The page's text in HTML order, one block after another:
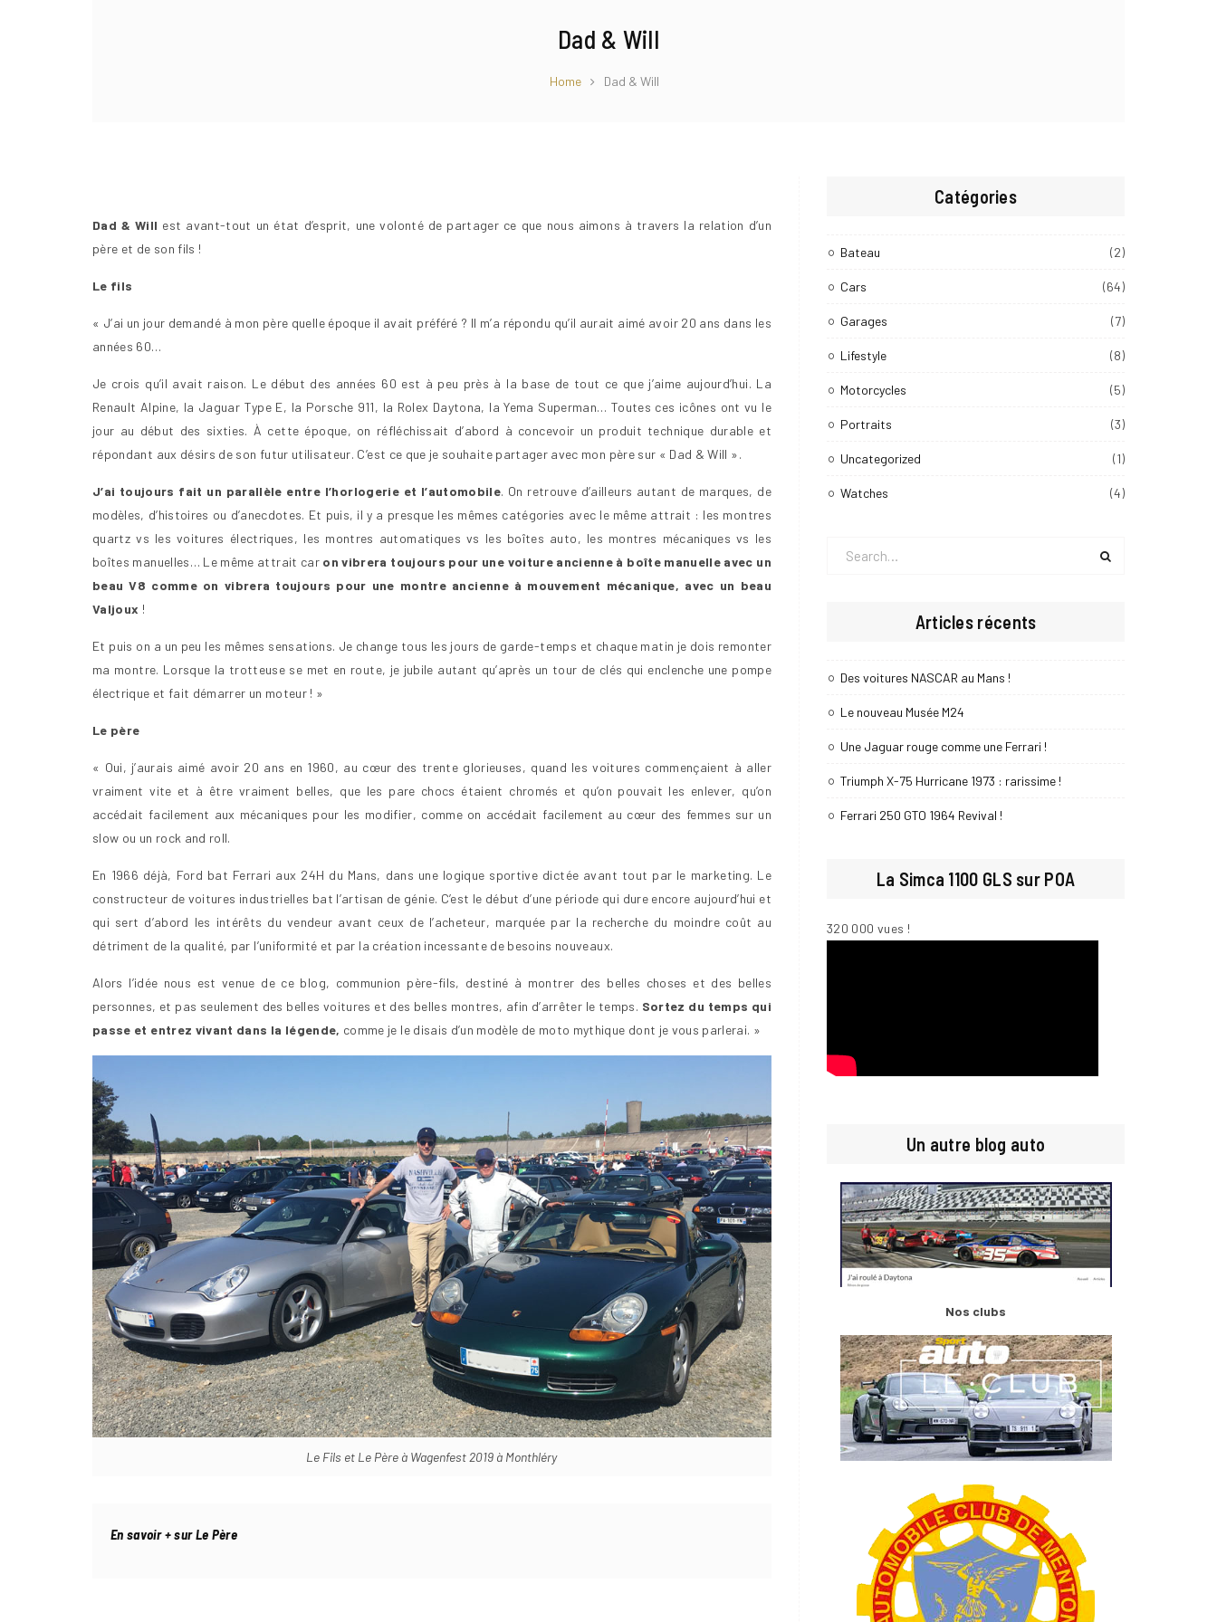
Dad & Will
Home Dad & Will
Dad & Will est avant-tout un état d’esprit, une volonté de partager ce que nous aimons à travers la relation d’un
père et de son fils !
Le fils
« J’ai un jour demandé à mon père quelle époque il avait préféré ? Il m’a répondu qu’il aurait aimé avoir 20 ans dans les
années 60…
Je crois qu’il avait raison. Le début des années 60 est à peu près à la base de tout ce que j’aime aujourd’hui. La
Renault Alpine, la Jaguar Type E, la Porsche 911, la Rolex Daytona, la Yema Superman… Toutes ces icônes ont vu le
jour au début des sixties. À cette époque, on réfléchissait d’abord à concevoir un produit technique durable et
répondant aux désirs de son futur utilisateur. C’est ce que je souhaite partager avec mon père sur « Dad & Will ».
J’ai toujours fait un parallèle entre l’horlogerie et l’automobile. On retrouve d’ailleurs autant de marques, de
modèles, d’histoires ou d’anecdotes. Et puis, il y a presque les mêmes catégories avec le même attrait : les montres
quartz vs les voitures électriques, les montres automatiques vs les boîtes auto, les montres mécaniques vs les
boîtes manuelles… Le même attrait car on vibrera toujours pour une voiture ancienne à boîte manuelle avec un
beau V8 comme on vibrera toujours pour une montre ancienne à mouvement mécanique, avec un beau
Valjoux !
Et puis on a un peu les mêmes sensations. Je change tous les jours de garde-temps et chaque matin je dois remonter
ma montre. Lorsque la trotteuse se met en route, je jubile autant qu’après un tour de clés qui enclenche une pompe
électrique et fait démarrer un moteur ! »
Le père
« Oui, j’aurais aimé avoir 20 ans en 1960, au cœur des trente glorieuses, quand les voitures commençaient à aller
vraiment vite et à être vraiment belles, que les pare chocs étaient chromés et qu’on pouvait les enlever, qu’on
accédait facilement aux mécaniques pour les modifier, comme on accédait facilement au cœur des femmes sur un
slow ou un rock and roll.
En 1966 déjà, Ford bat Ferrari aux 24H du Mans, dans une logique sportive dictée avant tout par le marketing. Le
constructeur de voitures industrielles bat l’artisan de génie. C’est le début d’une période qui dure encore aujourd’hui et
qui sert d’abord les intérêts du vendeur avant ceux de l’acheteur, marquée par la recherche du moindre coût au
détriment de la qualité, par l’uniformité et par la création incessante de besoins nouveaux.
Alors l’idée nous est venue de ce blog, communion père-fils, destiné à montrer des belles choses et des belles
personnes, et pas seulement des belles voitures et des belles montres, afin d’arrêter le temps. Sortez du temps qui
passe et entrez vivant dans la légende, comme je le disais d’un modèle de moto mythique dont je vous parlerai. »
Le Fils et Le Père à Wagenfest 2019 à Monthléry
En savoir + sur Le Père
Catégories
Bateau (2)
Cars (64)
Garages (7)
Lifestyle (8)
Motorcycles (5)
Portraits (3)
Uncategorized (1)
Watches (4)
Articles récents
Des voitures NASCAR au Mans !
Le nouveau Musée M24
Une Jaguar rouge comme une Ferrari !
Triumph X-75 Hurricane 1973 : rarissime !
Ferrari 250 GTO 1964 Revival !
La Simca 1100 GLS sur POA
320 000 vues !
Un autre blog auto
Nos clubs